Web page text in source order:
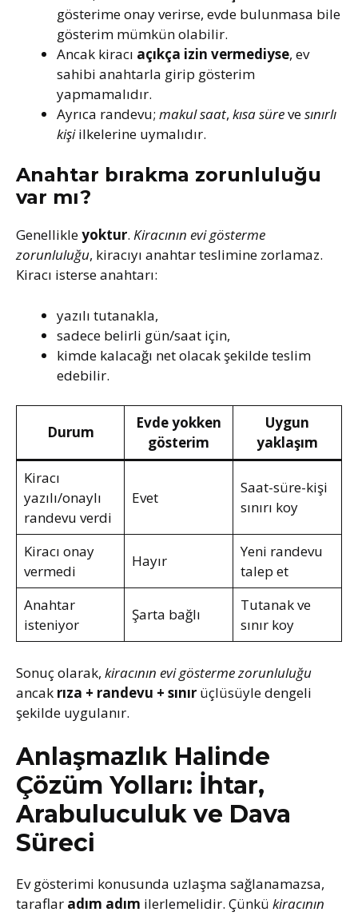
gösterime onay verirse, evde bulunmasa bile
gösterim mümkün olabilir.
Ancak kiracı açıkça izin vermediyse, ev
sahibi anahtarla girip gösterim
yapmamalıdır.
Ayrıca randevu; makul saat, kısa sürevesınırlı
kişiilkelerine uymalıdır.
Anahtar bırakma zorunluluğu
var mı?
Genellikleyoktur. Kiracının evi gösterme
zorunluluğu, kiracıyı anahtar teslimine zorlamaz.
Kiracı isterse anahtarı:
yazılı tutanakla,
sadece belirli gün/saat için,
kimde kalacağı net olacak şekilde teslim
edebilir.
Durum
Evde yokken
gösterim
Uygun
yaklaşım
Kiracı
yazılı/onaylı
randevu verdi
Evet
Saat-süre-kişi
sınırı koy
Kiracı onay
vermedi
Hayır
Yeni randevu
talep et
Anahtar
isteniyor
Şarta bağlı
Tutanak ve
sınır koy
Sonuç olarak, kiracının evi gösterme zorunluluğu
ancak rıza + randevu + sınır üçlüsüyle dengeli
şekilde uygulanır.
Anlaşmazlık Halinde
Çözüm Yolları: İhtar,
Arabuluculuk ve Dava
Süreci
Ev gösterimi konusunda uzlaşma sağlanamazsa,
taraflar adım adım ilerlemelidir. Çünkü kiracının